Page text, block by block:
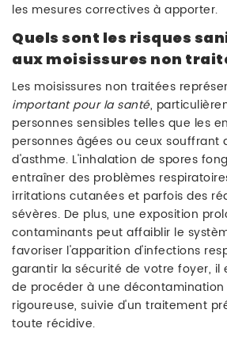
les mesures correctives à apporter.
Quels sont les risques
aux moisissures non
Les moisissures non traitées
important pour la santé,
personnes sensibles telles que les
personnes âgées ou ceux souffrant
d'asthme. L'inhalation de spores
entraîner des problèmes
irritations cutanées et parfois des
sévères. De plus, une exposition
contaminants peut affaiblir le
favoriser l'apparition d'infections
garantir la sécurité de votre foyer, il
de procéder à une
rigoureuse, suivie d'un traitement
toute récidive.